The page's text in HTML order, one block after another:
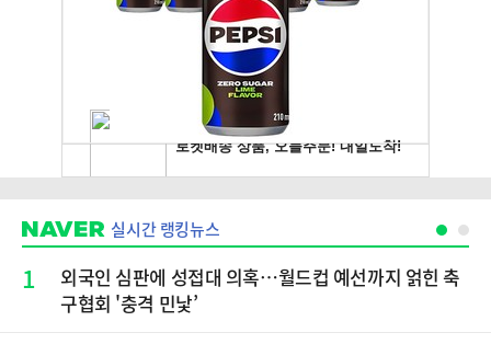
실시간 랭킹뉴스
1
외국인 심판에 성접대 의혹…월드컵 예선까지 얽힌 축
구협회 '충격 민낯’